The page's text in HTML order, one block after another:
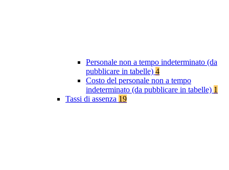
Personale non a tempo indeterminato (da
pubblicare in tabelle) 4
Costo del personale non a tempo
indeterminato (da pubblicare in tabelle) 1
Tassi di assenza 19